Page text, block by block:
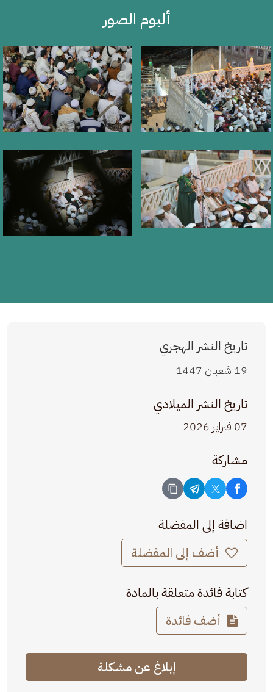
ألبوم الصور
تاريخ النشر الهجري
19 شَعبان 1447
تاريخ النشر الميلادي
07 فبراير 2026
مشاركة
اضافة إلى المفضلة
أضف إلى المفضلة
كتابة فائدة متعلقة بالمادة
أضف فائدة
إبلاغ عن مشكلة